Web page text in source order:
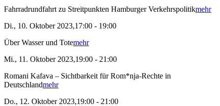
Fahrradrundfahrt zu Streitpunkten Hamburger Verkehrspolitikmehr
Di., 10. Oktober 2023,17:00 - 19:00
Über Wasser und Totemehr
Mi., 11. Oktober 2023,19:00 - 21:00
Romani Kafava – Sichtbarkeit für Rom*nja-Rechte in
Deutschlandmehr
Do., 12. Oktober 2023,19:00 - 21:00